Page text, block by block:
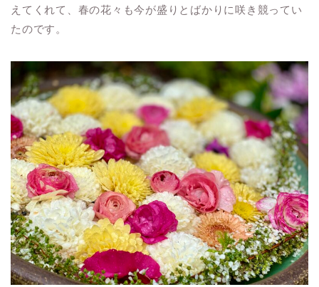
えてくれて、春の花々も今が盛りとばかりに咲き競ってい
たのです。